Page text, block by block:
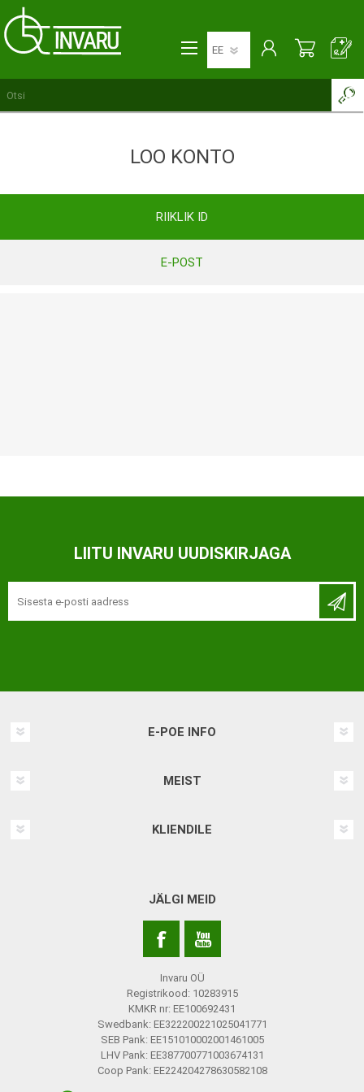
LOO KONTO
RIIKLIK ID
E-POST
LIITU INVARU UUDISKIRJAGA
E-POE INFO
MEIST
KLIENDILE
JÄLGI MEID
Invaru OÜ
Registrikood: 10283915
KMKR nr: EE100692431
Swedbank: EE322200221025041771
SEB Pank: EE151010002001461005
LHV Pank: EE387700771003674131
Coop Pank: EE224204278630582108